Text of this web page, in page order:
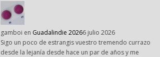
gamboi en Guadalindie 20266 julio 2026
Sigo un poco de estrangis vuestro tremendo currazo
desde la lejanía desde hace un par de años y me